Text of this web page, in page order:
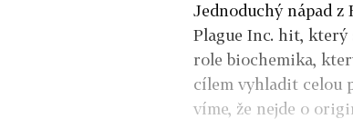
Jednoduchý nápad
Plague Inc. hit, který
role biochemika,
cílem vyhladit celou
víme, že nejde o